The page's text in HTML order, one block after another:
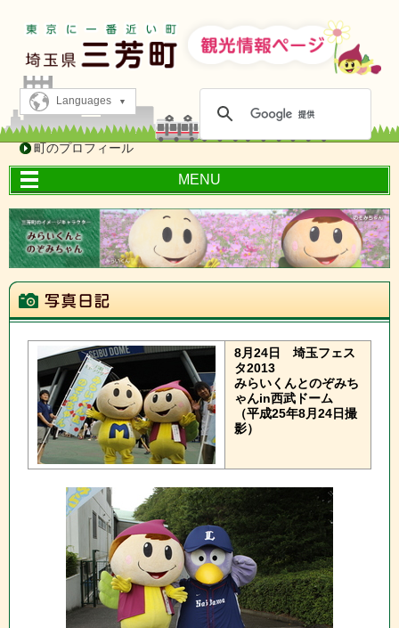
Languages
町のプロフィール
MENU
8月24日
埼玉フェス
タ2013
みらいくんとのぞみち
ゃんin西武ドーム
（平成25年8月24日撮
影）